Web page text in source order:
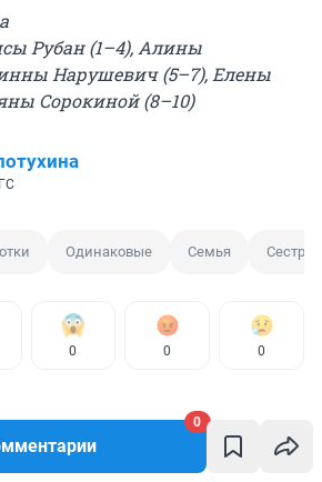
0
Рубан (1–4), Алины
Нарушевич (5–7), Елены
Сорокиной (8–10)
Одинаковые Семья Сестра
0 0 0